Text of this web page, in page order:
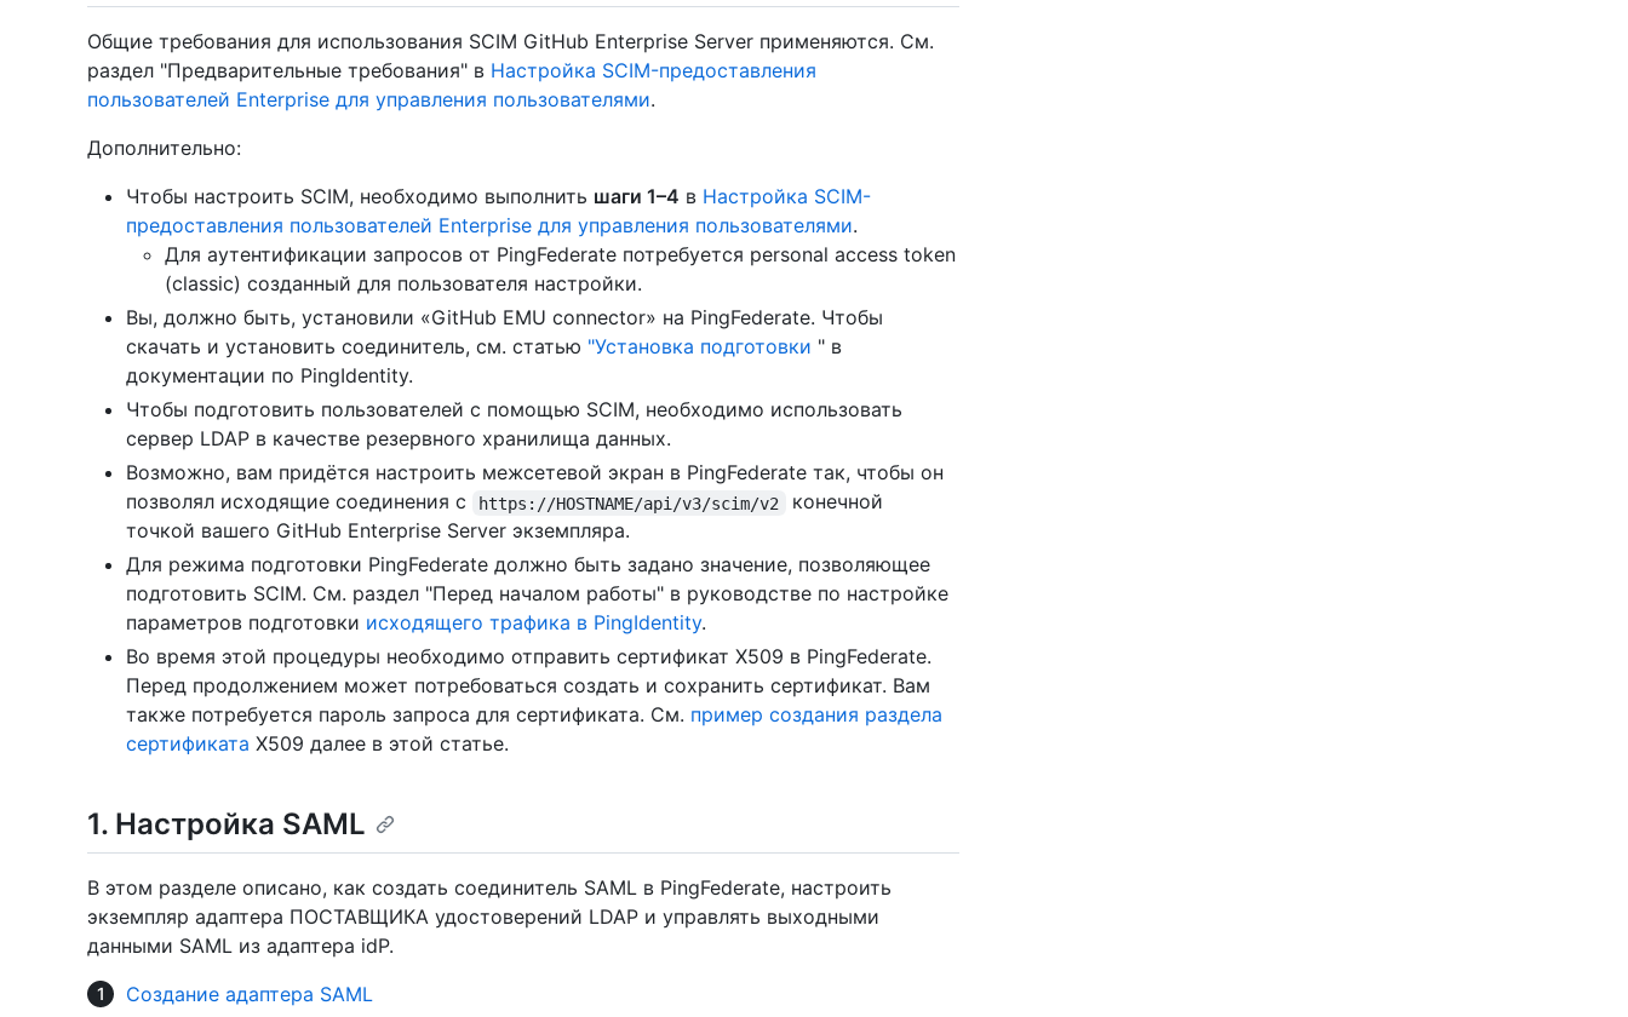
Общие требования для использования SCIM GitHub Enterprise Server применяются. См.
раздел "Предварительные требования" в Настройка SCIM-предоставления
пользователей Enterprise для управления пользователями.
Дополнительно:
Чтобы настроить SCIM, необходимо выполнить шаги 1–4 в Настройка SCIM-
предоставления пользователей Enterprise для управления пользователями.
Для аутентификации запросов от PingFederate потребуется personal access token
(classic) созданный для пользователя настройки.
Вы, должно быть, установили «GitHub EMU connector» на PingFederate. Чтобы
скачать и установить соединитель, см. статью "Установка подготовки " в
документации по PingIdentity.
Чтобы подготовить пользователей с помощью SCIM, необходимо использовать
сервер LDAP в качестве резервного хранилища данных.
Возможно, вам придётся настроить межсетевой экран в PingFederate так, чтобы он
позволял исходящие соединения с
https://HOSTNAME/api/v3/scim/v2
конечной
точкой вашего GitHub Enterprise Server экземпляра.
Для режима подготовки PingFederate должно быть задано значение, позволяющее
подготовить SCIM. См. раздел "Перед началом работы" в руководстве по настройке
параметров подготовки исходящего трафика в PingIdentity.
Во время этой процедуры необходимо отправить сертификат X509 в PingFederate.
Перед продолжением может потребоваться создать и сохранить сертификат. Вам
также потребуется пароль запроса для сертификата. См. пример создания раздела
сертификата X509 далее в этой статье.
1. Настройка SAML
В этом разделе описано, как создать соединитель SAML в PingFederate, настроить
экземпляр адаптера ПОСТАВЩИКА удостоверений LDAP и управлять выходными
данными SAML из адаптера idP.
Создание адаптера SAML